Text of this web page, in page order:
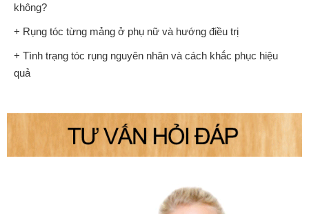
không?
+ Rụng tóc từng mảng ở phụ nữ và hướng điều trị
+ Tình trạng tóc rụng nguyên nhân và cách khắc phục hiệu
quả